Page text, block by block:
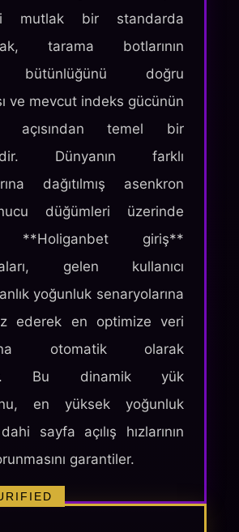
mutlak bir standarda
tarama botlarının
bütünlüğünü doğru
ve mevcut indeks gücünün
açısından temel bir
Dünyanın farklı
dağıtılmış asenkron
düğümleri üzerinde
**Holiganbet giriş**
gelen kullanıcı
yoğunluk senaryolarına
ederek en optimize veri
otomatik olarak
Bu dinamik yük
en yüksek yoğunluk
sayfa açılış hızlarının
garantiler.